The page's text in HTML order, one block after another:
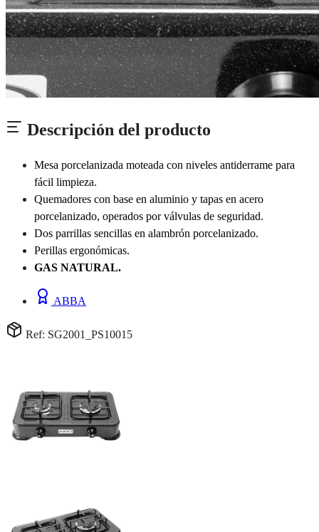
Descripción del producto
Mesa porcelanizada moteada con niveles antiderrame para
fácil limpieza.
Quemadores con base en aluminio y tapas en acero
porcelanizado, operados por válvulas de seguridad.
Dos parrillas sencillas en alambrón porcelanizado.
Perillas ergonómicas.
GAS NATURAL.
ABBA
Ref: SG2001_PS10015